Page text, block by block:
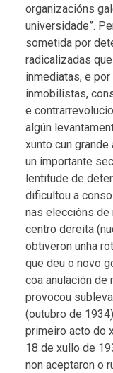
organizacións
universidade”.
sometida por
radicalizadas
inmediatas, e
inmobilistas,
e
algún
xunto cun
un importante
lentitude de
dificultou a
nas eleccións de
centro dereita
obtiveron unha
que deu o novo
coa anulación de
provocou
(outubro de
primeiro acto do
18 de xullo de
non aceptaron o